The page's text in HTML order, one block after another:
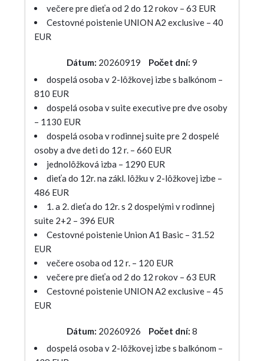
večere pre dieťa od 2 do 12 rokov – 63 EUR
Cestovné poistenie UNION A2 exclusive – 40
EUR
Dátum: 20260919 Počet dní: 9
dospelá osoba v 2-lôžkovej izbe s balkónom –
810 EUR
dospelá osoba v suite executive pre dve osoby
– 1130 EUR
dospelá osoba v rodinnej suite pre 2 dospelé
osoby a dve deti do 12 r. – 660 EUR
jednolôžková izba – 1290 EUR
dieťa do 12r. na zákl. lôžku v 2-lôžkovej izbe –
486 EUR
1. a 2. dieťa do 12r. s 2 dospelými v rodinnej
suite 2+2 – 396 EUR
Cestovné poistenie Union A1 Basic – 31.52
EUR
večere osoba od 12 r. – 120 EUR
večere pre dieťa od 2 do 12 rokov – 63 EUR
Cestovné poistenie UNION A2 exclusive – 45
EUR
Dátum: 20260926 Počet dní: 8
dospelá osoba v 2-lôžkovej izbe s balkónom –